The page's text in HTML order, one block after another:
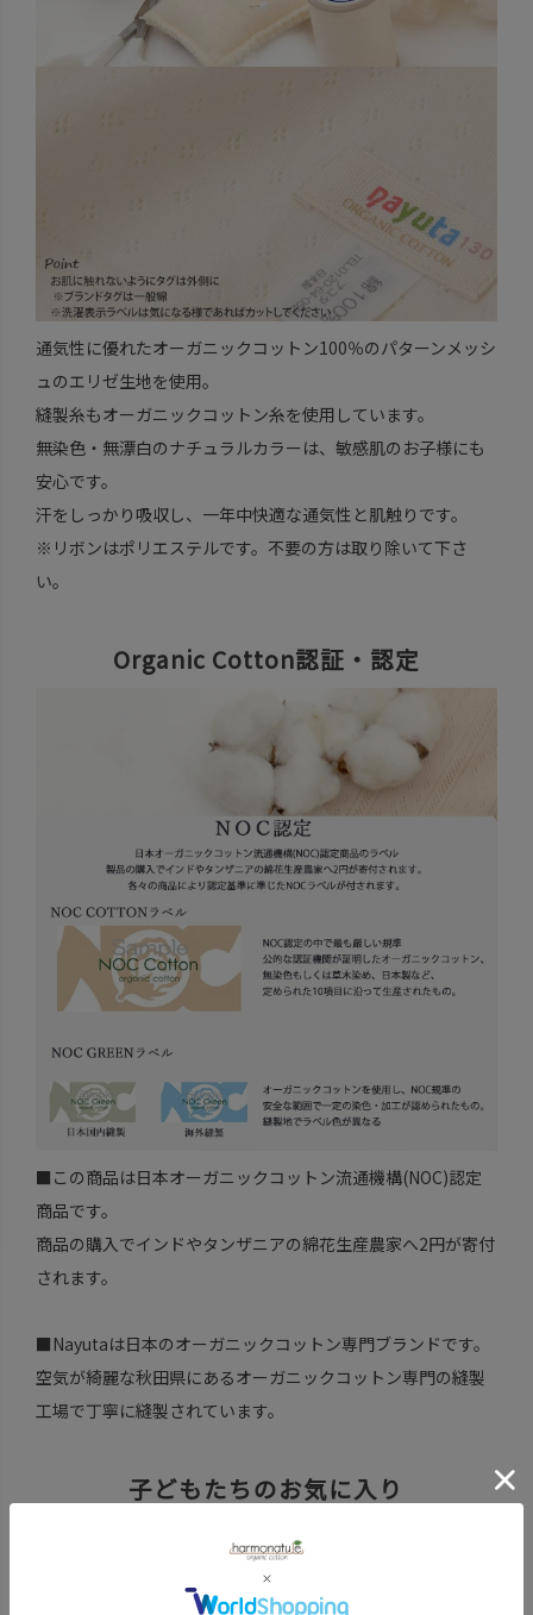
通気性に優れたオーガニックコットン100％のパターンメッシ
ュのエリゼ生地を使用。
縫製糸もオーガニックコットン糸を使用しています。
無染色・無漂白のナチュラルカラーは、敏感肌のお子様にも
安心です。
汗をしっかり吸収し、一年中快適な通気性と肌触りです。
※リボンはポリエステルです。不要の方は取り除いて下さ
い。
Organic Cotton認証・認定
■この商品は日本オーガニックコットン流通機構(NOC)認定
商品です。
商品の購入でインドやタンザニアの綿花生産農家へ2円が寄付
されます。
■Nayutaは日本のオーガニックコットン専門ブランドです。
空気が綺麗な秋田県にあるオーガニックコットン専門の縫製
工場で丁寧に縫製されています。
子どもたちのお気に入り
ちょっぴりお得なセットもあります。